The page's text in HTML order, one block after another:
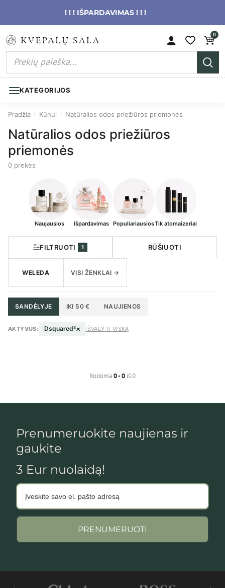
! ! ! IŠPARDAVIMAS ! ! !
0
KATEGORIJOS
Pradžia › Kūnui › Natūralios odos priežiūros priemonės
Natūralios odos priežiūros
priemonės
0 prekės
Naujausios Išpardavimas PopuliariausiosTik atomaizeriai
FILTRUOTI 1
WELEDA VISI ŽENKLAI →
RŪŠIUOTI
SANDĖLYJE IKI 50 € NAUJIENOS
AKTYVŪS: Dsquared²× IŠVALYTI VISKĄ
Rodoma0 - 0 iš 0
Prenumeruokite naujienas ir
gaukite
3 Eur nuolaidą!
PRENUMERUOTI